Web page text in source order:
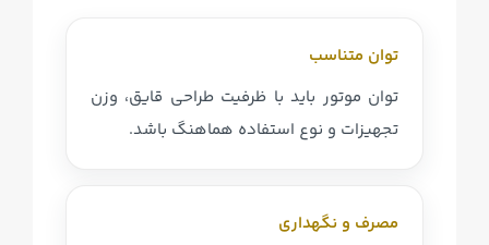
توان متناسب
توان موتور باید با ظرفیت طراحی قایق، وزن
تجهیزات و نوع استفاده هماهنگ باشد.
مصرف و نگهداری